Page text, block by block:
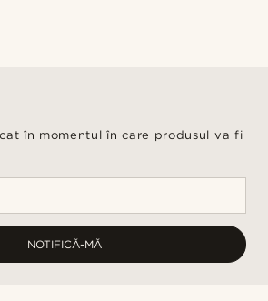
în momentul în care produsul va fi
NOTIFICĂ-MĂ